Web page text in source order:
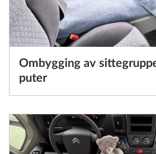
Ombygging av
puter